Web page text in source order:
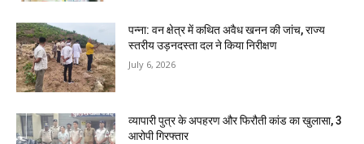
पन्ना: वन क्षेत्र में कथित अवैध खनन की जांच, राज्य
स्तरीय उड़नदस्ता दल ने किया निरीक्षण
July 6, 2026
व्यापारी पुत्र के अपहरण और फिरौती कांड का खुलासा, 3
आरोपी गिरफ्तार